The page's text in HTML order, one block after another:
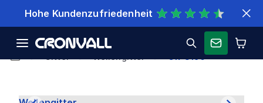
Schnelle Lieferung
CR-8196